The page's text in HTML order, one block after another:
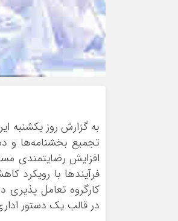
به گزارش روز یکشنبه
افزایش رضایتمندی
کارگروه تعامل
در قالب یک دستور